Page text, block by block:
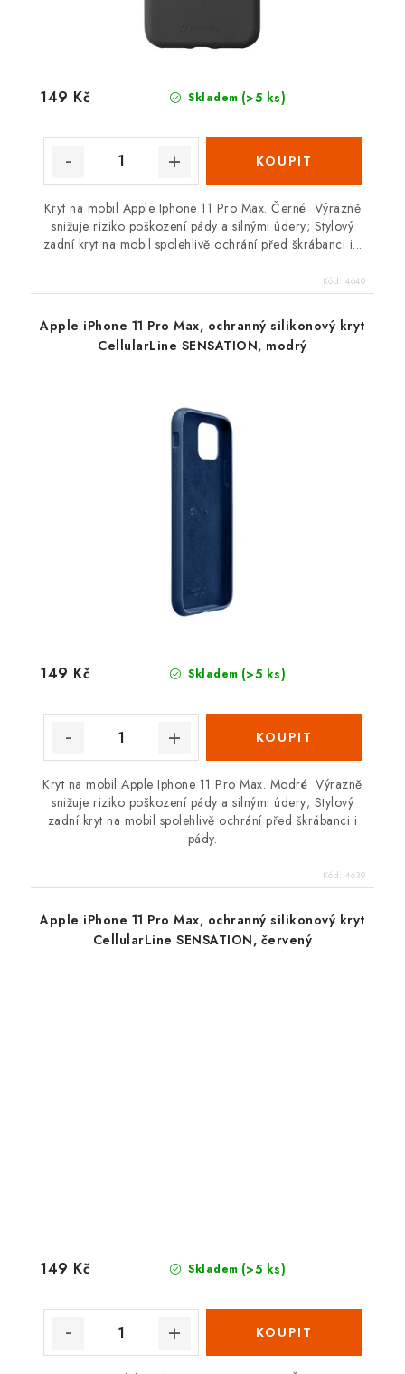
Skladem (>5 ks)
149 Kč
Kryt na mobil Apple Iphone 11 Pro Max. Černé Výrazně
snižuje riziko poškození pády a silnými údery; Stylový
zadní kryt na mobil spolehlivě ochrání před škrábanci i...
Kód: 4640
Apple iPhone 11 Pro Max, ochranný silikonový kryt
CellularLine SENSATION, modrý
Skladem (>5 ks)
149 Kč
Kryt na mobil Apple Iphone 11 Pro Max. Modré Výrazně
snižuje riziko poškození pády a silnými údery; Stylový
zadní kryt na mobil spolehlivě ochrání před škrábanci i
pády.
Kód: 4639
Apple iPhone 11 Pro Max, ochranný silikonový kryt
CellularLine SENSATION, červený
Skladem (>5 ks)
149 Kč